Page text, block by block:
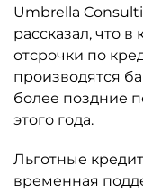
Umbrella
рассказал, что
отсрочки по
производятся
более поздние
этого года.
Льготные
временная